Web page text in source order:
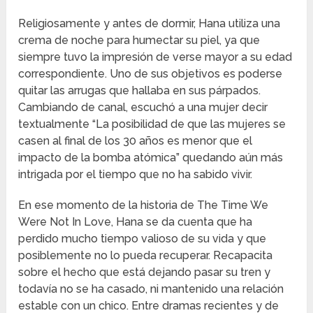
Religiosamente y antes de dormir, Hana utiliza una
crema de noche para humectar su piel, ya que
siempre tuvo la impresión de verse mayor a su edad
correspondiente. Uno de sus objetivos es poderse
quitar las arrugas que hallaba en sus párpados.
Cambiando de canal, escuchó a una mujer decir
textualmente “La posibilidad de que las mujeres se
casen al final de los 30 años es menor que el
impacto de la bomba atómica” quedando aún más
intrigada por el tiempo que no ha sabido vivir.
En ese momento de la historia de The Time We
Were Not In Love, Hana se da cuenta que ha
perdido mucho tiempo valioso de su vida y que
posiblemente no lo pueda recuperar. Recapacita
sobre el hecho que está dejando pasar su tren y
todavía no se ha casado, ni mantenido una relación
estable con un chico. Entre dramas recientes y de